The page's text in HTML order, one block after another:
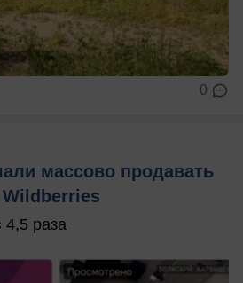
0
массово продавать
раза